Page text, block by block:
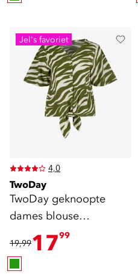
Jel's favoriet
4,0
TwoDay
TwoDay geknoopte
dames blouse
zebraprint groen wit
19,991799